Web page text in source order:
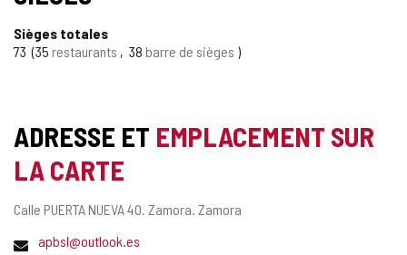
Sièges totales
73 35 restaurants 38 barre de sièges
ADRESSE ET EMPLACEMENT SUR
LA CARTE
Adresse
Calle PUERTA NUEVA 40. Zamora. Zamora
Adresseapbsl@outlook.es